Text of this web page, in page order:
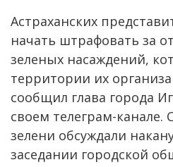
Астраханских
начать штрафовать за
зеленых насаждений,
территории их
сообщил глава города
своем телеграм-
зелени обсуждали
заседании городской